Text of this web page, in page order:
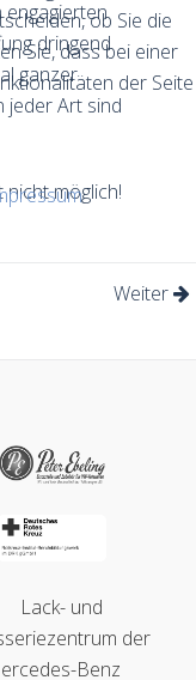
dringend
ganzer
jeder Art sind
nicht möglich!
Weiter
ob Sie die
Sie, dass bei einer
der Seite